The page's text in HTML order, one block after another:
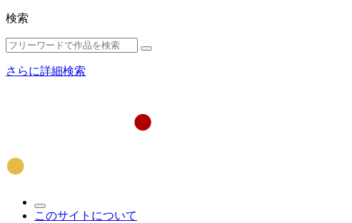
検索
さらに詳細検索
このサイトについて